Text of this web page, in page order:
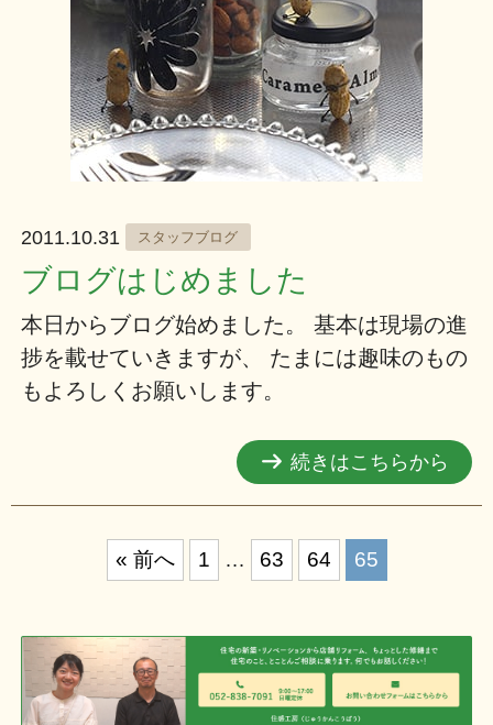
2011.10.31 スタッフブログ
ブログはじめました
本日からブログ始めました。 基本は現場の進
捗を載せていきますが、 たまには趣味のもの
もよろしくお願いします。
続きはこちらから
ペ
ー
ジ
« 前へ 1 … 63 64 65